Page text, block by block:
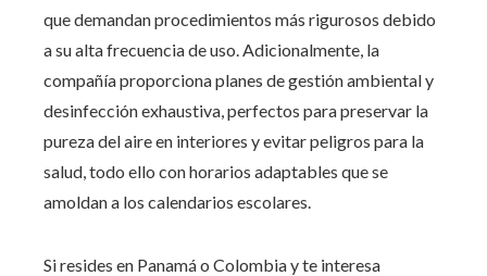
que demandan procedimientos más rigurosos debido
a su alta frecuencia de uso. Adicionalmente, la
compañía proporciona planes de gestión ambiental y
desinfección exhaustiva, perfectos para preservar la
pureza del aire en interiores y evitar peligros para la
salud, todo ello con horarios adaptables que se
amoldan a los calendarios escolares.
Si resides en Panamá o Colombia y te interesa